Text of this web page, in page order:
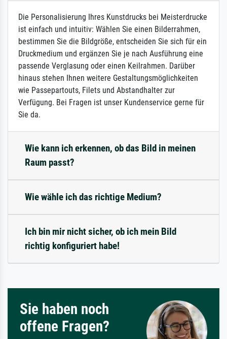
Die Personalisierung Ihres Kunstdrucks bei Meisterdrucke
ist einfach und intuitiv: Wählen Sie einen Bilderrahmen,
bestimmen Sie die Bildgröße, entscheiden Sie sich für ein
Druckmedium und ergänzen Sie je nach Ausführung eine
passende Verglasung oder einen Keilrahmen. Darüber
hinaus stehen Ihnen weitere Gestaltungsmöglichkeiten
wie Passepartouts, Filets und Abstandhalter zur
Verfügung. Bei Fragen ist unser Kundenservice gerne für
Sie da.
Wie kann ich erkennen, ob das Bild in meinen
Raum passt?
Wie wähle ich das richtige Medium?
Ich bin mir nicht sicher, ob ich mein Bild
richtig konfiguriert habe!
Sie haben noch
offene Fragen?